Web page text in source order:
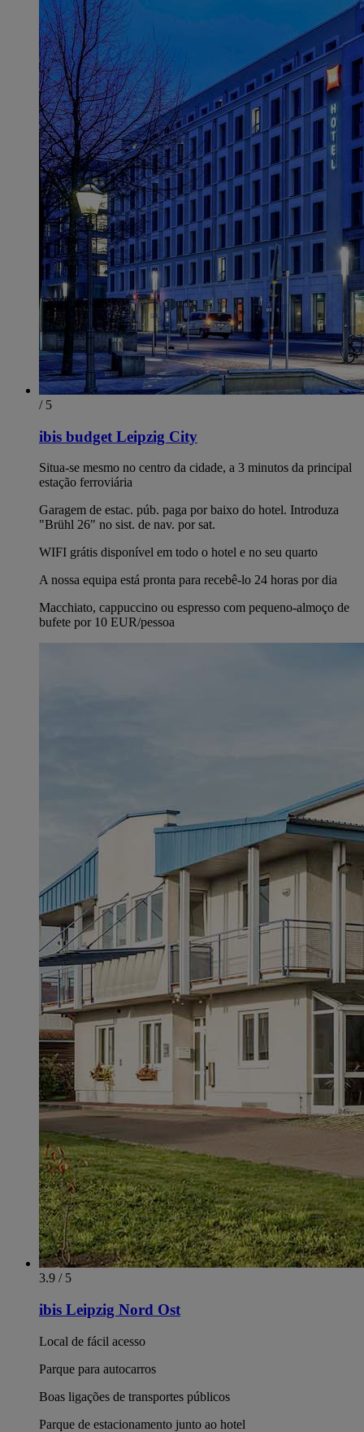
/ 5
ibis budget Leipzig City
Situa-se mesmo no centro da cidade, a 3 minutos da principal
estação ferroviária
Garagem de estac. púb. paga por baixo do hotel. Introduza
"Brühl 26" no sist. de nav. por sat.
WIFI grátis disponível em todo o hotel e no seu quarto
A nossa equipa está pronta para recebê-lo 24 horas por dia
Macchiato, cappuccino ou espresso com pequeno-almoço de
bufete por 10 EUR/pessoa
3.9 / 5
ibis Leipzig Nord Ost
Local de fácil acesso
Parque para autocarros
Boas ligações de transportes públicos
Parque de estacionamento junto ao hotel